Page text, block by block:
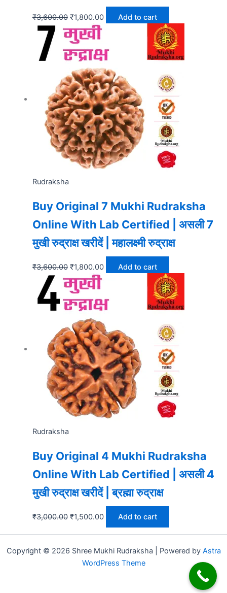
₹3,600.00 ₹1,800.00 Add to cart
Rudraksha
Buy Original 7 Mukhi Rudraksha
Online With Lab Certified | असली 7
मुखी रुद्राक्ष खरीदें | महालक्ष्मी रुद्राक्ष
₹3,600.00 ₹1,800.00 Add to cart
Rudraksha
Buy Original 4 Mukhi Rudraksha
Online With Lab Certified | असली 4
मुखी रुद्राक्ष खरीदें | ब्रह्मा रुद्राक्ष
₹3,000.00 ₹1,500.00 Add to cart
Copyright © 2026 Shree Mukhi Rudraksha | Powered by Astra
WordPress Theme